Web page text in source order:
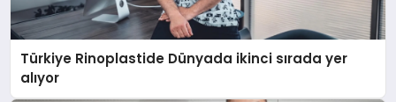
Türkiye Rinoplastide Dünyada ikinci sırada yer
alıyor